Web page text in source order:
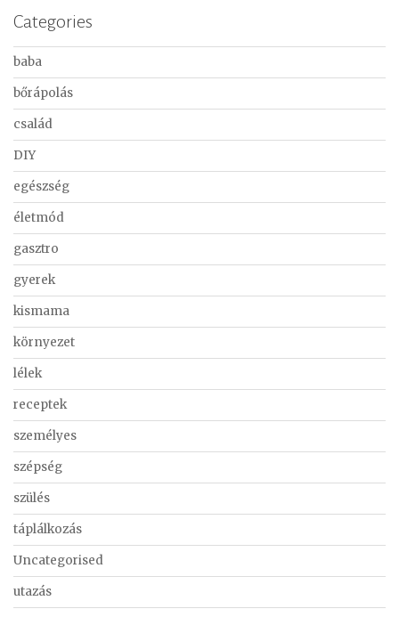
Categories
baba
bőrápolás
család
DIY
egészség
életmód
gasztro
gyerek
kismama
környezet
lélek
receptek
személyes
szépség
szülés
táplálkozás
Uncategorised
utazás